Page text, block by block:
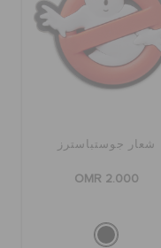
شعار جوستباسترز
OMR 2.000